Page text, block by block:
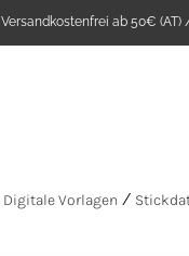
Versandkostenfrei ab 50€ (AT)
Digitale Vorlagen /